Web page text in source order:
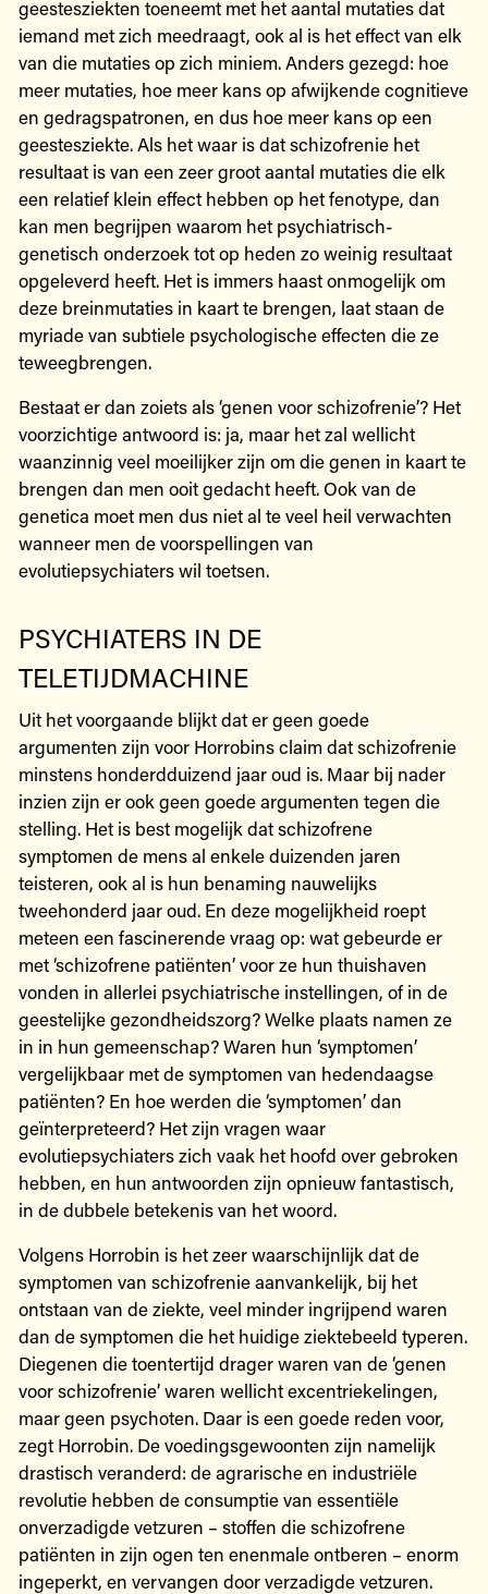
geestesziekten toeneemt met het aantal mutaties dat
iemand met zich meedraagt, ook al is het effect van elk
van die mutaties op zich miniem. Anders gezegd: hoe
meer mutaties, hoe meer kans op afwijkende cognitieve
en gedragspatronen, en dus hoe meer kans op een
geestesziekte. Als het waar is dat schizofrenie het
resultaat is van een zeer groot aantal mutaties die elk
een relatief klein effect hebben op het fenotype, dan
kan men begrijpen waarom het psychiatrisch-
genetisch onderzoek tot op heden zo weinig resultaat
opgeleverd heeft. Het is immers haast onmogelijk om
deze breinmutaties in kaart te brengen, laat staan de
myriade van subtiele psychologische effecten die ze
teweegbrengen.
Bestaat er dan zoiets als ‘genen voor schizofrenie’? Het
voorzichtige antwoord is: ja, maar het zal wellicht
waanzinnig veel moeilijker zijn om die genen in kaart te
brengen dan men ooit gedacht heeft. Ook van de
genetica moet men dus niet al te veel heil verwachten
wanneer men de voorspellingen van
evolutiepsychiaters wil toetsen.
PSYCHIATERS IN DE
TELETIJDMACHINE
Uit het voorgaande blijkt dat er geen goede
argumenten zijn voor Horrobins claim dat schizofrenie
minstens honderdduizend jaar oud is. Maar bij nader
inzien zijn er ook geen goede argumenten tegen die
stelling. Het is best mogelijk dat schizofrene
symptomen de mens al enkele duizenden jaren
teisteren, ook al is hun benaming nauwelijks
tweehonderd jaar oud. En deze mogelijkheid roept
meteen een fascinerende vraag op: wat gebeurde er
met ‘schizofrene patiënten’ voor ze hun thuishaven
vonden in allerlei psychiatrische instellingen, of in de
geestelijke gezondheidszorg? Welke plaats namen ze
in in hun gemeenschap? Waren hun ‘symptomen’
vergelijkbaar met de symptomen van hedendaagse
patiënten? En hoe werden die ‘symptomen’ dan
geïnterpreteerd? Het zijn vragen waar
evolutiepsychiaters zich vaak het hoofd over gebroken
hebben, en hun antwoorden zijn opnieuw fantastisch,
in de dubbele betekenis van het woord.
Volgens Horrobin is het zeer waarschijnlijk dat de
symptomen van schizofrenie aanvankelijk, bij het
ontstaan van de ziekte, veel minder ingrijpend waren
dan de symptomen die het huidige ziektebeeld typeren.
Diegenen die toentertijd drager waren van de ‘genen
voor schizofrenie’ waren wellicht excentriekelingen,
maar geen psychoten. Daar is een goede reden voor,
zegt Horrobin. De voedingsgewoonten zijn namelijk
drastisch veranderd: de agrarische en industriële
revolutie hebben de consumptie van essentiële
onverzadigde vetzuren – stoffen die schizofrene
patiënten in zijn ogen ten enenmale ontberen – enorm
ingeperkt, en vervangen door verzadigde vetzuren.